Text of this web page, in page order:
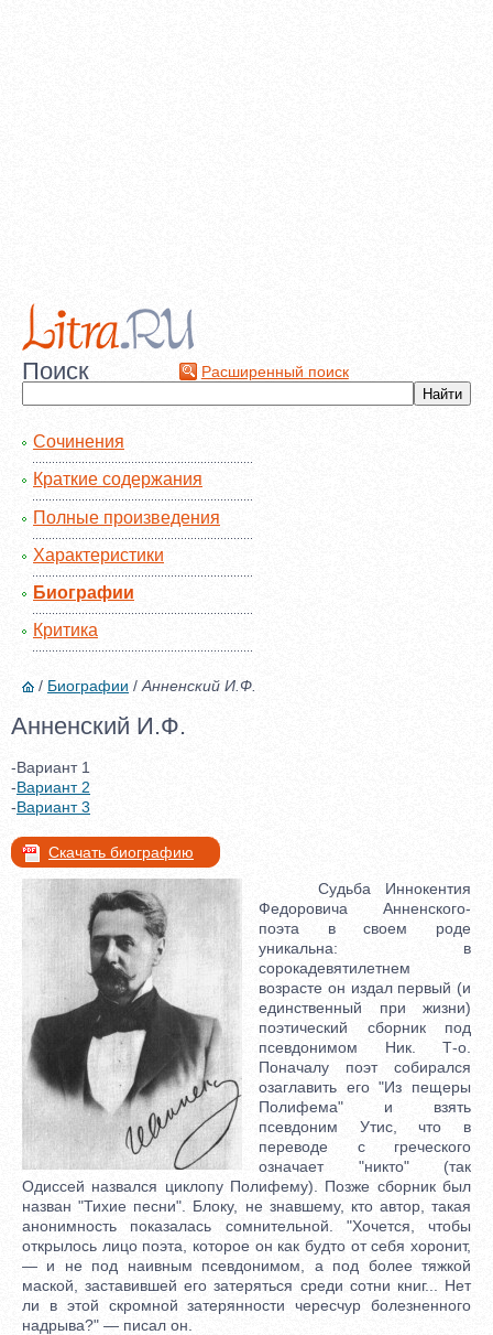
Поиск Расширенный поиск
Сочинения
Краткие содержания
Полные произведения
Характеристики
Биографии
Критика
/ Биографии / Анненский И.Ф.
Анненский И.Ф.
-Вариант 1
-Вариант 2
-Вариант 3
Скачать биографию
Судьба Иннокентия
Федоровича Анненского-
поэта в своем роде
уникальна: в
сорокадевятилетнем
возрасте он издал первый (и
единственный при жизни)
поэтический сборник под
псевдонимом Ник. Т-о.
Поначалу поэт собирался
озаглавить его "Из пещеры
Полифема" и взять
псевдоним Утис, что в
переводе с греческого
означает "никто" (так
Одиссей назвался циклопу Полифему). Позже сборник был
назван "Тихие песни". Блоку, не знавшему, кто автор, такая
анонимность показалась сомнительной. "Хочется, чтобы
открылось лицо поэта, которое он как будто от себя хоронит,
— и не под наивным псевдонимом, а под более тяжкой
маской, заставившей его затеряться среди сотни книг... Нет
ли в этой скромной затерянности чересчур болезненного
надрыва?" — писал он.